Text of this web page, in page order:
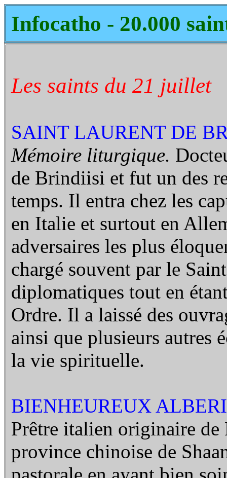
Infocatho - 20.000
Les saints du 21 juillet
SAINT LAURENT DE
Mémoire liturgique.
de Brindiisi et fut un des
temps. Il entra chez les
en Italie et surtout en
adversaires les plus
chargé souvent par le
diplomatiques tout en
Ordre. Il a laissé des
ainsi que plusieurs autres
la vie spirituelle.
BIENHEUREUX
Prêtre italien originaire
province chinoise de